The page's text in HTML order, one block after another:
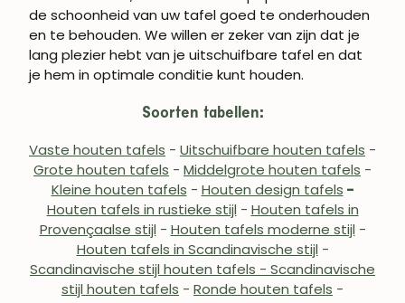
de schoonheid van uw tafel goed te onderhouden
en te behouden. We willen er zeker van zijn dat je
lang plezier hebt van je uitschuifbare tafel en dat
je hem in optimale conditie kunt houden.
Soorten tabellen:
Vaste houten tafels - Uitschuifbare houten tafels -
Grote houten tafels - Middelgrote houten tafels -
Kleine houten tafels - Houten design tafels -
Houten tafels in rustieke stijl - Houten tafels in
Provençaalse stijl - Houten tafels moderne stijl -
Houten tafels in Scandinavische stijl -
Scandinavische stijl houten tafels - Scandinavische
stijl houten tafels - Ronde houten tafels -